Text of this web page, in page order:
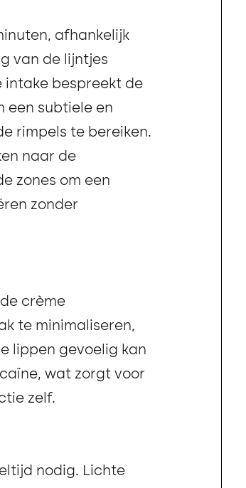
afhankelijk
van de lijntjes
intake bespreekt de
een subtiele en
rimpels te bereiken.
naar de
zones om een
zonder
crème
te minimaliseren,
lippen gevoelig kan
wat zorgt voor
zelf.
nodig. Lichte